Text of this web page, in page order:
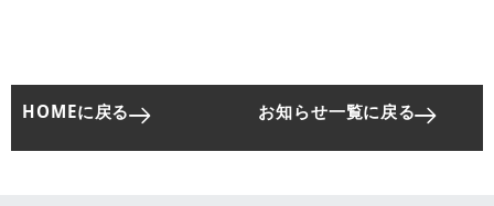
HOMEに戻る お知らせ一覧に戻る